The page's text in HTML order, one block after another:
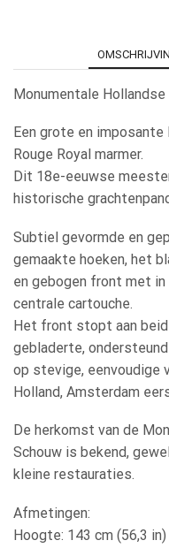
Monumentale Hollandse
Een grote en
Rouge Royal marmer.
Dit 18e-eeuwse
historische
Subtiel gevormde en
gemaakte hoeken, het
en gebogen front met
centrale cartouche.
Het front stopt aan
gebladerte,
op stevige, eenvoudige
Holland, Amsterdam
De herkomst van de
Schouw is bekend,
kleine restauraties.
Afmetingen:
Hoogte: 143 cm (56,3 in)